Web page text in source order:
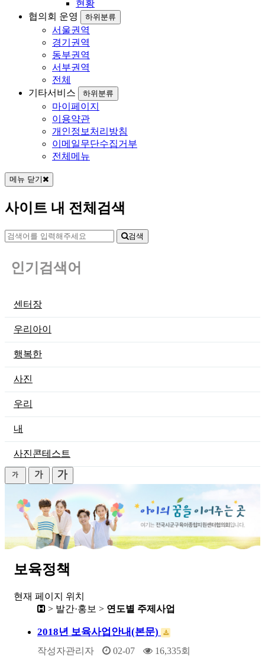
현황
협의회 운영
하위분류
서울권역
경기권역
동부권역
서부권역
전체
기타서비스
하위분류
마이페이지
이용약관
개인정보처리방침
이메일무단수집거부
전체메뉴
메뉴 닫기
사이트 내 전체검색
검색
인기검색어
센터장
우리아이
행복한
사진
우리
내
사진콘테스트
보육정책
현재 페이지 위치
> 발간·홍보 > 연도별 주제사업
2018년 보육사업안내(본문)
작성자관리자 02-07 16,335회